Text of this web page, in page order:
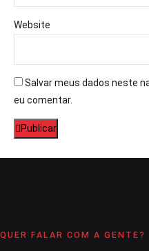
Website
Salvar meus dados neste
eu comentar.
Publicar
QUER FALAR COM A GENTE?